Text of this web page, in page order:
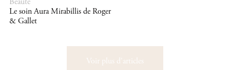
Le soin Aura Mirabillis de Roger
& Gallet
Voir plus d'articles